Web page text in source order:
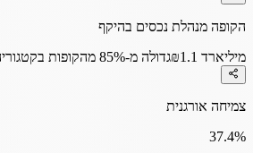
הקופה מנהלת נכסים בהיקף
₪1.1 מיליארד
גדולה מ-85% מהקופות בקטגוריה
צמיחה אורגנית
37.4%